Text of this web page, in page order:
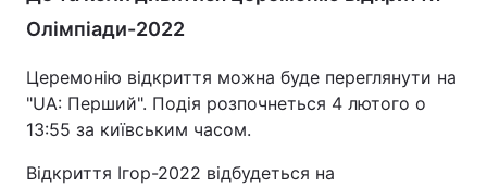
Олімпіади-2022
Церемонію відкриття можна буде переглянути на
"UA: Перший". Подія розпочнеться 4 лютого о
13:55 за київським часом.
Відкриття Ігор-2022 відбудеться на